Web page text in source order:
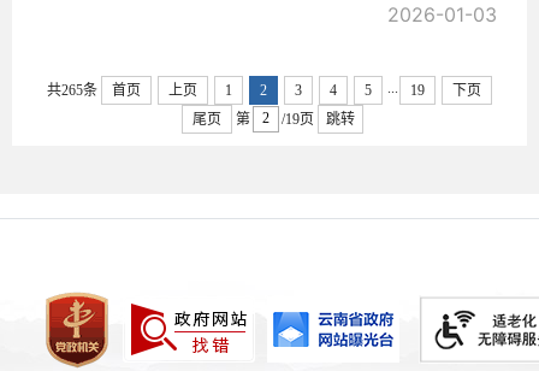
2026-01-03
共265条 首页 上页 1 2 3 4 5 ... 19
下页
尾页
第 /19页 跳转